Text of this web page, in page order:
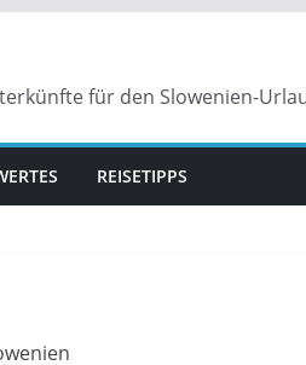
für den Slowenien-
REISETIPPS